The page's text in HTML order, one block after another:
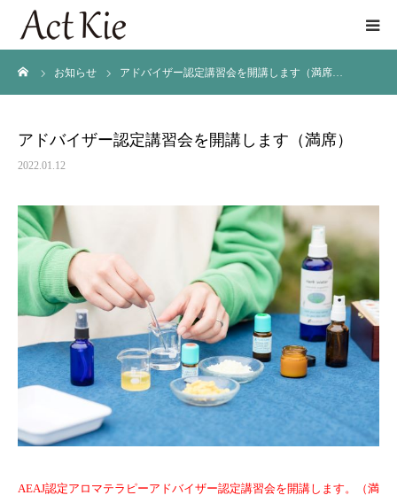
お知らせ アドバイザー認定講習会を開講します（満席…
アドバイザー認定講習会を開講します（満席）
2022.01.12
AEAJ認定アロマテラピーアドバイザー認定講習会を開講します。（満
講座/AromaSchool
プロフィール
店舗情報
お問い合わせ
オンラインショップ